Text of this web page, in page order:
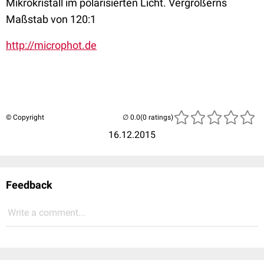
Maßstab von 120:1
http://microphot.de
© Copyright
16.12.2015
(0 ratings)
Feedback
Write a comment...